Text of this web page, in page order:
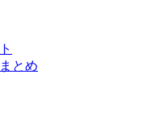
とめ